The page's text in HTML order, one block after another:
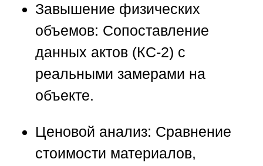
Завышение физических
объемов: Сопоставление
данных актов (КС-2) с
реальными замерами на
объекте.
Ценовой анализ: Сравнение
стоимости материалов,